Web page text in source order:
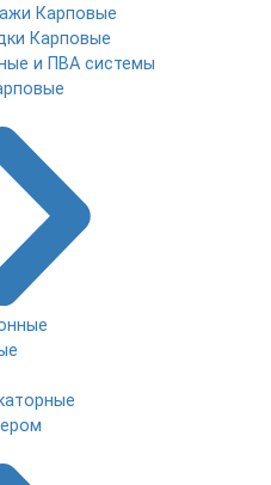
Карповые
Карповые
и ПВА системы